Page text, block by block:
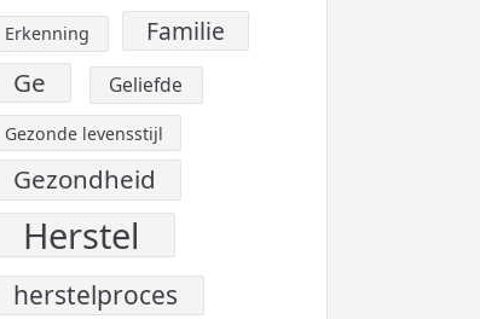
Erkenning Familie
Ge Geliefde
Gezonde levensstijl
Gezondheid
Herstel
herstelproces